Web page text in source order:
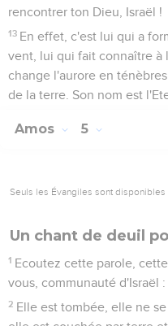
rencontrer ton Dieu, Israël !
13 En effet, c'est lui qui a
vent, lui qui fait connaître à
change l'aurore en
de la terre. Son nom est
Amos 5
Seuls les Évangiles sont disponibles
Un chant de deuil
1 Ecoutez cette parole,
vous, communauté d'Israël :
2 Elle est tombée, elle ne